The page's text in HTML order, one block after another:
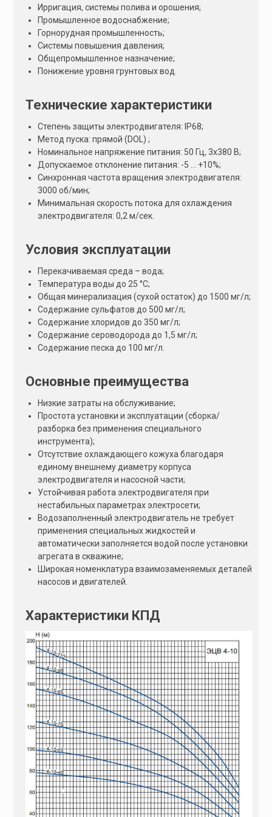
Ирригация, системы полива и орошения;
Промышленное водоснабжение;
Горнорудная промышленность;
Системы повышения давления;
Общепромышленное назначение;
Понижение уровня грунтовых вод.
Технические характеристики
Степень защиты электродвигателя: IP68;
Метод пуска: прямой (DOL) ;
Номинальное напряжение питания: 50 Гц, 3х380 В;
Допускаемое отклонение питания: -5 … +10%;
Синхронная частота вращения электродвигателя:
3000 об/мин;
Минимальная скорость потока для охлаждения
электродвигателя: 0,2 м/сeк.
Условия эксплуатации
Перекачиваемая среда – вода;
Температура воды до 25 °С;
Общая минерализация (сухой остаток) до 1500 мг/л;
Содержание сульфатов до 500 мг/л;
Содержание хлоридов до 350 мг/л;
Содержание сероводорода до 1,5 мг/л;
Содержание песка до 100 мг/л.
Основные преимущества
Низкие затраты на обслуживание;
Простота установки и эксплуатации (сборка/
разборка без применения специального
инструмента);
Отсутствие охлаждающего кожуха благодаря
единому внешнему диаметру корпуса
электродвигателя и насосной части;
Устойчивая работа электродвигателя при
нестабильных параметрах электросети;
Водозаполненный электродвигатель не требует
применения специальных жидкостей и
автоматически заполняется водой после установки
агрегата в скважине;
Широкая номенклатура взаимозаменяемых деталей
насосов и двигателей.
Характеристики КПД